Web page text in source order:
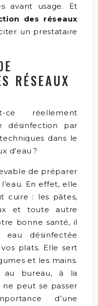
avant usage. Et
des réseaux
un prestataire
RÉSEAUX
ce réellement
désinfection par
dans le
d’eau ?
de préparer
En effet, elle
cuire : les pâtes,
et toute autre
bonne santé, il
eau désinfectée
plats. Elle sert
et les mains.
au bureau, à la
ne peut se passer
d’une